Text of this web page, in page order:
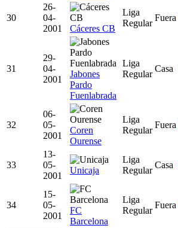
30
26-
04-
2001
Cáceres CB
Liga
Regular
Fuera
31
29-
04-
2001
Jabones
Pardo
Fuenlabrada
Liga
Regular
Casa
32
06-
05-
2001
Coren
Ourense
Liga
Regular
Fuera
33
13-
05-
2001
Unicaja
Liga
Regular
Casa
34
15-
05-
2001
FC
Barcelona
Liga
Regular
Fuera